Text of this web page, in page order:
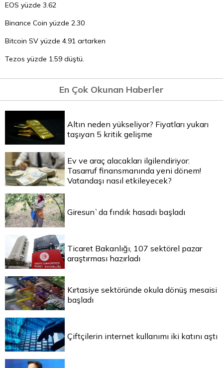
EOS yüzde 3.62
Binance Coin yüzde 2.30
Bitcoin SV yüzde 4.91 artarken
Tezos yüzde 1.59 düştü.
En Çok Okunan Haberler
Altın neden yükseliyor? Fiyatları yukarı
taşıyan 5 kritik gelişme
Ev ve araç alacakları ilgilendiriyor:
Tasarruf finansmanında yeni dönem!
Vatandaşı nasıl etkileyecek?
Giresun`da fındık hasadı başladı
Ticaret Bakanlığı, 107 sektörel pazar
araştırması hazırladı
Kırtasiye sektöründe okula dönüş mesaisi
başladı
Çiftçilerin internet kullanımı iki katını aştı